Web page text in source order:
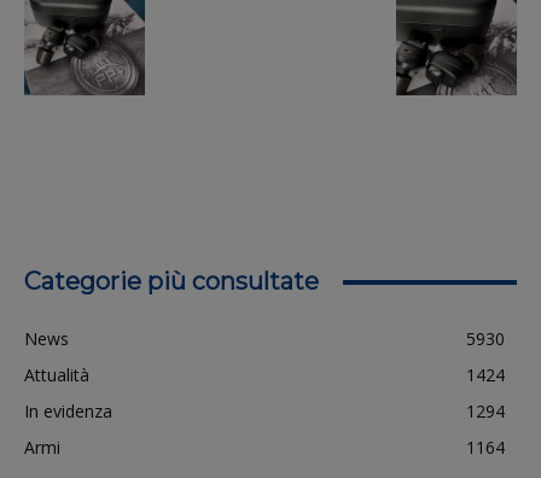
Categorie più consultate
News
5930
Attualità
1424
In evidenza
1294
Armi
1164